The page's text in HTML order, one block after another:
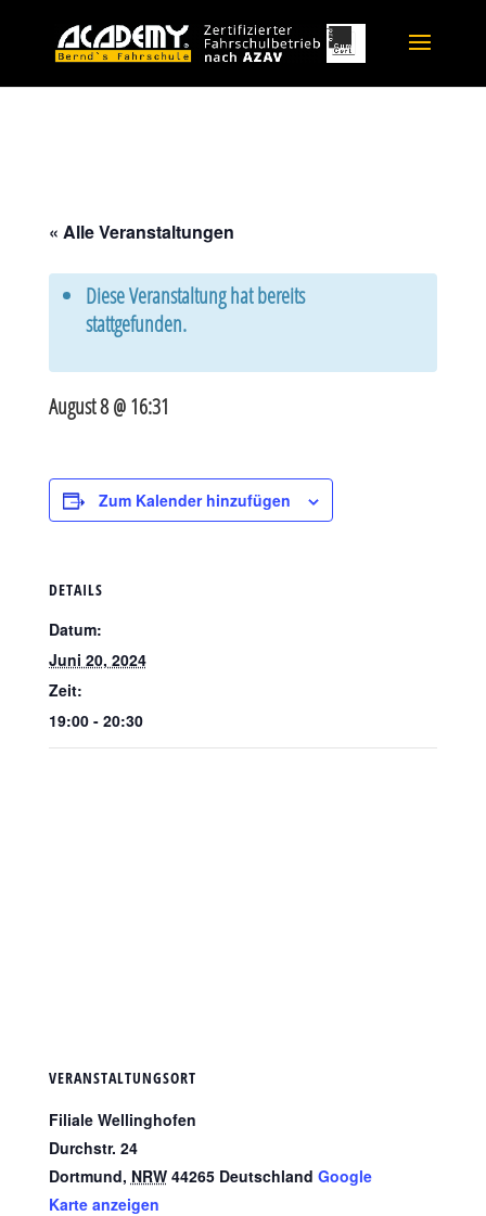
« Alle Veranstaltungen
Diese Veranstaltung hat bereits
stattgefunden.
August 8 @ 16:31
Zum Kalender hinzufügen
DETAILS
Datum:
Juni 20, 2024
Zeit:
19:00 - 20:30
VERANSTALTUNGSORT
Filiale Wellinghofen
Durchstr. 24
Dortmund, NRW 44265 Deutschland Google
Karte anzeigen